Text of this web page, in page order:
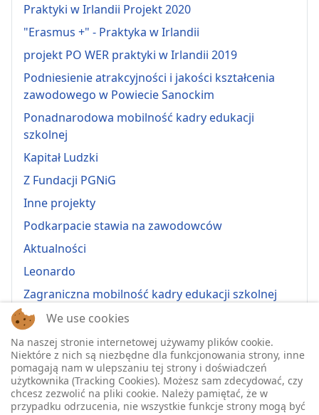
Praktyki w Irlandii Projekt 2020
"Erasmus +" - Praktyka w Irlandii
projekt PO WER praktyki w Irlandii 2019
Podniesienie atrakcyjności i jakości kształcenia
zawodowego w Powiecie Sanockim
Ponadnarodowa mobilność kadry edukacji
szkolnej
Kapitał Ludzki
Z Fundacji PGNiG
Inne projekty
Podkarpacie stawia na zawodowców
Aktualności
Leonardo
Zagraniczna mobilność kadry edukacji szkolnej
Erasmus+ 2022-1-PL01-KA121-VET-000064815
Erasmus + 2022-1-PL01-KA121-SCH-000064635
Erasmus + 2023-1-PL01-KA121-SCH-000135484
Erasmus + 2023-1-PL01-KA121-VET-000139220
ERASMUS+ 2024-1-PL01-KA121-VET-000224230
We use cookies
Na naszej stronie internetowej używamy plików cookie.
Niektóre z nich są niezbędne dla funkcjonowania strony, inne
pomagają nam w ulepszaniu tej strony i doświadczeń
użytkownika (Tracking Cookies). Możesz sam zdecydować, czy
chcesz zezwolić na pliki cookie. Należy pamiętać, że w
przypadku odrzucenia, nie wszystkie funkcje strony mogą być